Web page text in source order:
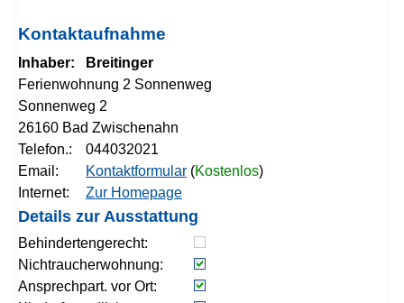
Kontaktaufnahme
Inhaber:
Breitinger
Ferienwohnung 2 Sonnenweg
Sonnenweg 2
26160 Bad Zwischenahn
Telefon.:
044032021
Email:
Kontaktformular (Kostenlos)
Internet:
Zur Homepage
Details zur Ausstattung
Behindertengerecht:
Nichtraucherwohnung:
Ansprechpart. vor Ort: